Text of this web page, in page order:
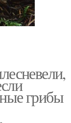
грибы